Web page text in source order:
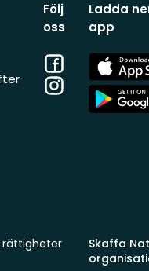
Följ
oss
Facebook
Instagram
Ladda
app
App
Store
App
Store
Skaffa
rättigheter